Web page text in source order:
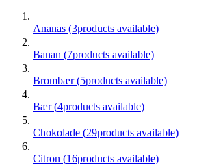
Ananas (3products available)
Banan (7products available)
Brombær (5products available)
Bær (4products available)
Chokolade (29products available)
Citron (16products available)